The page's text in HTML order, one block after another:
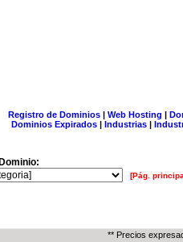
Registro de Dominios| Web Hosting |
Dominios Expirados | Industrias |
[Pág.
** Precios